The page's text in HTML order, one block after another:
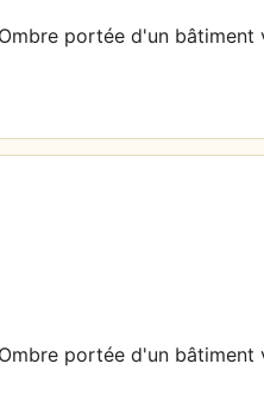
portée d'un bâtiment
portée d'un bâtiment